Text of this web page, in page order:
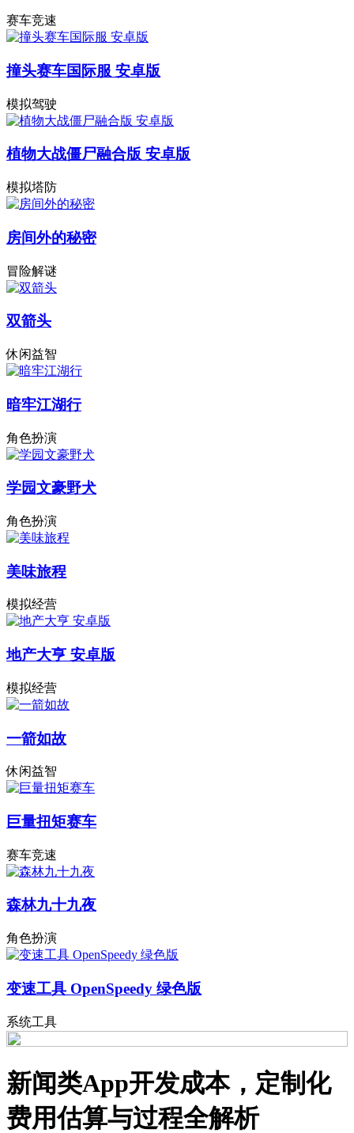
赛车竞速
撞头赛车国际服 安卓版
模拟驾驶
植物大战僵尸融合版 安卓版
模拟塔防
房间外的秘密
冒险解谜
双箭头
休闲益智
暗牢江湖行
角色扮演
学园文豪野犬
角色扮演
美味旅程
模拟经营
地产大亨 安卓版
模拟经营
一箭如故
休闲益智
巨量扭矩赛车
赛车竞速
森林九十九夜
角色扮演
变速工具 OpenSpeedy 绿色版
系统工具
新闻类App开发成本，定制化
费用估算与过程全解析